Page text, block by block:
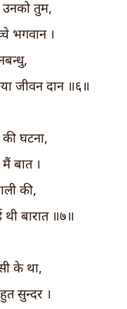
तुम,
भगवान ।
जीवन दान ॥६॥
घटना,
बात ।
की,
बारात ॥७॥
के था,
सुन्दर ।